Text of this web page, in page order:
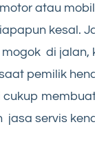
atau
kesal.
di jalan,
pemilik
jasa servis